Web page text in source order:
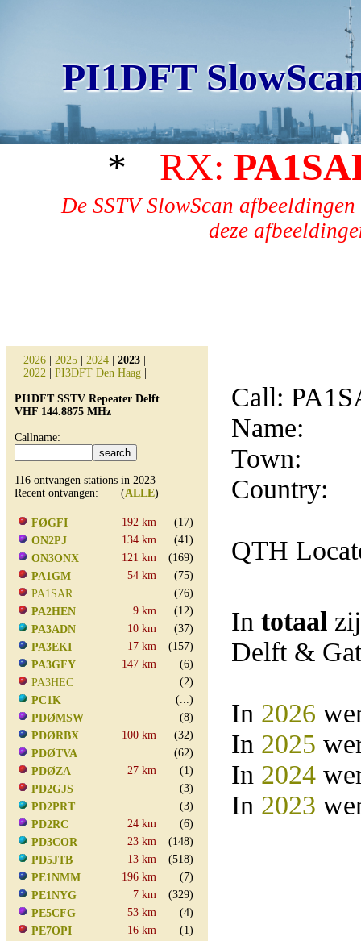
PI1DFT
* RX:
De SSTV SlowScan
deze
2026 2025 2024 2023
2022 PI3DFT Den Haag
PI1DFT SSTV Repeater Delft
VHF 144.8875 MHz
Callname:
116 ontvangen stations in 2023
Recent ontvangen: (ALLE)
FØGFI 192 km
(17)
ON2PJ
134 km
(41)
ON3ONX
121 km
(169)
PA1GM
54 km
(75)
PA1SAR
(76)
PA2HEN
9 km
(12)
PA3ADN
10 km
(37)
PA3EKI
17 km
(157)
PA3GFY
147 km
(6)
PA3HEC
(2)
PC1K
(...)
PDØMSW
(8)
PDØRBX
100 km
(32)
PDØTVA
(62)
PDØZA
27 km
(1)
PD2GJS
(3)
PD2PRT
(3)
PD2RC
24 km
(6)
PD3COR
23 km
(148)
PD5JTB
13 km
(518)
PE1NMM
196 km
(7)
PE1NYG
7 km
(329)
PE5CFG
53 km
(4)
PE7OPI
16 km
(1)
Call:
Name:
Town:
Country:
QTH
In totaal
Delft &
In 2026
In 2025
In 2024
In 2023